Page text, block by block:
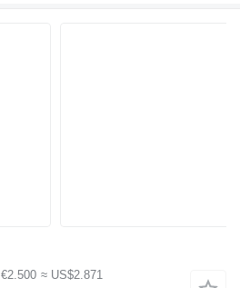
€2.500 ≈ US$2.871